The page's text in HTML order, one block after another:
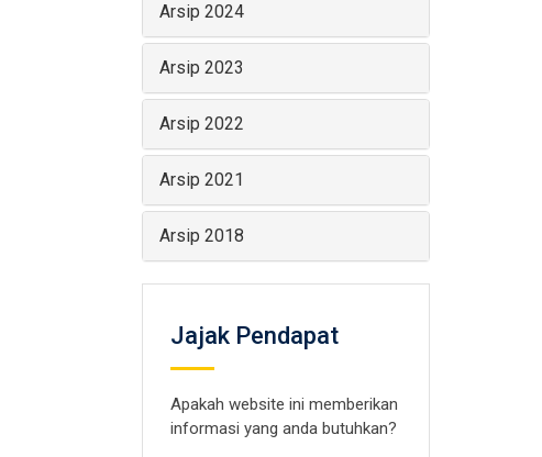
Arsip 2024
Arsip 2023
Arsip 2022
Arsip 2021
Arsip 2018
Jajak Pendapat
Apakah website ini memberikan
informasi yang anda butuhkan?